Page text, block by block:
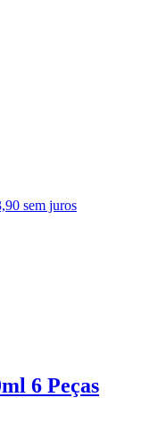
sem juros
6 Peças